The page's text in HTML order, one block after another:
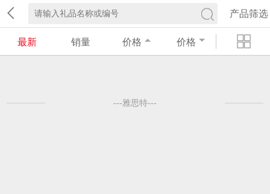
产品筛选
最新 销量 价格 价格
---雅思特---